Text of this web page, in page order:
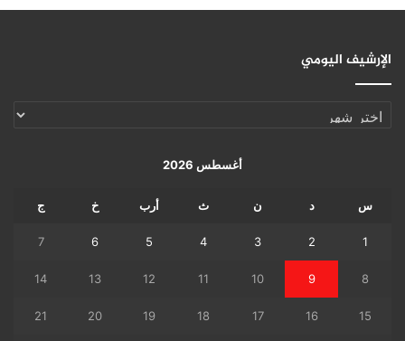
الإرشيف اليومي
الإرشيف
أغسطس 2026
س د ن ث أرب خ ج
1
2
3
4
5
6
7
8
9
10
11
12
13
14
15
16
17
18
19
20
21